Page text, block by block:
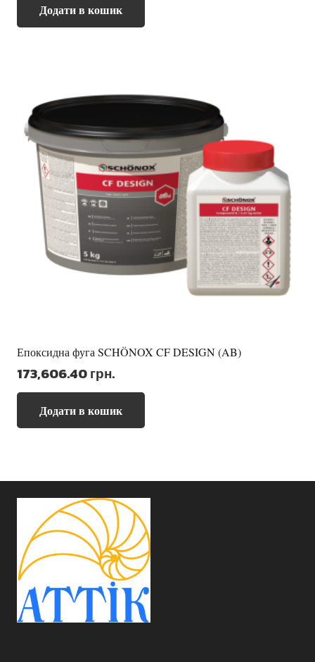
Додати в кошик
Епоксидна фуга SCHÖNOX CF DESIGN (AB)
173,606.40грн.
Додати в кошик